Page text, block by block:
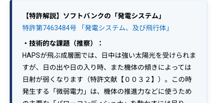
【特許解説】ソフトバンクの「発電システム」
特許第7463484号 「発電システム、及び飛行体」
・技術的な課題（推察）：
HAPSが飛ぶ成層圏では、日中は強い太陽光を受けられま
すが、日の出や日の入り時、また機体の傾きによっては
日射が弱くなります（特許文献【００３２】）。この時
発生する「微弱電力」は、機体の推進力などに使うため